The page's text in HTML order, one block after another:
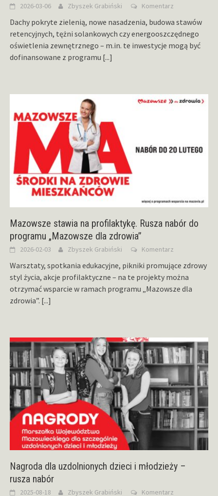
2026-03-06 Zbyszek Grabiński Komentarz
Dachy pokryte zielenią, nowe nasadzenia, budowa stawów
retencyjnych, tężni solankowych czy energooszczędnego
oświetlenia zewnętrznego – m.in. te inwestycje mogą być
dofinansowane z programu [...]
Mazowsze stawia na profilaktykę. Rusza nabór do
programu „Mazowsze dla zdrowia”
2026-02-03 Zbyszek Grabiński Komentarz
Warsztaty, spotkania edukacyjne, pikniki promujące zdrowy
styl życia, akcje profilaktyczne – na te projekty można
otrzymać wsparcie w ramach programu „Mazowsze dla
zdrowia”. [...]
Nagroda dla uzdolnionych dzieci i młodzieży –
rusza nabór
2025-08-18 Zbyszek Grabiński Komentarz